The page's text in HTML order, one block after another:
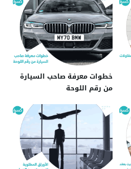
خطوات معرفة صاحب السيارة
من رقم اللوحة